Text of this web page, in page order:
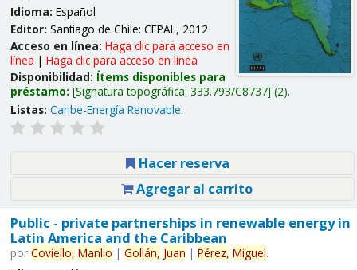
Idioma: Español
Editor: Santiago de Chile: CEPAL, 2012
Acceso en línea: Haga clic para acceso en
línea | Haga clic para acceso en línea
Disponibilidad: Ítems disponibles para
préstamo: Signatura topográfica: 333.793/C8737 (2).
Listas: Caribe-Energía Renovable.
Hacer reserva
Agregar al carrito
Public - private partnerships in renewable energy in
Latin America and the Caribbean
por Coviello, Manlio | Gollán, Juan | Pérez, Miguel.